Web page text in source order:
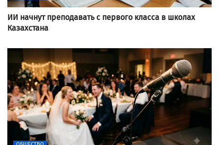
ИИ начнут преподавать с первого класса в школах
Казахстана